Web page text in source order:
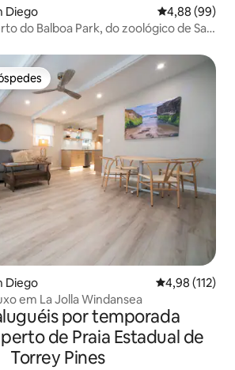
Diego 4,88 de uma
4,88 (99)
do Balboa Park, do zoológico de San
dos hóspedes
Diego 4,98 de uma
4,98 (112)
em La Jolla Windansea
por temporada
de Praia Estadual de
Torrey Pines